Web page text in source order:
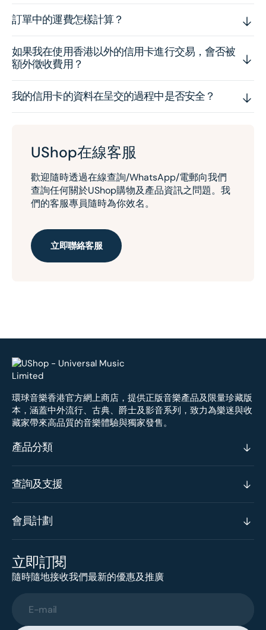
訂單中的運費怎樣計算？
如果我在使用香港以外的信用卡進行交易，會否被
額外徵收費用？
我的信用卡的資料在呈交的過程中是否安全？
UShop在線客服
歡迎隨時透過在線查詢/WhatsApp/電郵向我們
查詢任何關於UShop購物及產品資訊之問題。我
們的客服專員隨時為你效名。
立即聯絡客服
環球音樂香港官方網上商店，提供正版音樂產品及限量珍藏版
本，涵蓋中外流行、古典、爵士及影音系列，致力為樂迷與收
藏家帶來高品質的音樂體驗與獨家發售。
產品分類
查詢及支援
會員計劃
立即訂閱
隨時隨地接收我們最新的優惠及推廣
E-mail